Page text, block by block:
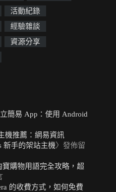
活動紀錄
經驗雜談
資源分享
簡易 App：使用 Android
機推薦：網易資訊
新手的架站主機〉發佈留
寶購物用語完全攻略，超
的收費方式，如何免費